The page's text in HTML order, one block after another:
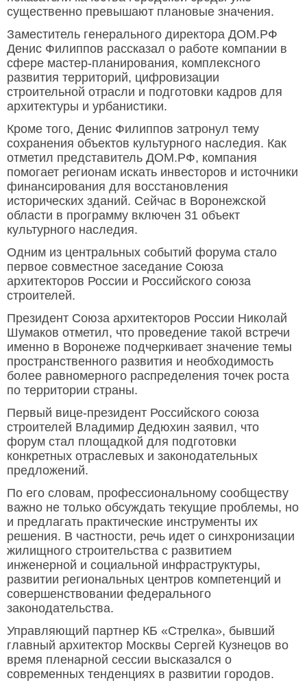
существенно превышают плановые значения.
Заместитель генерального директора ДОМ.РФ
Денис Филиппов рассказал о работе компании в
сфере мастер-планирования, комплексного
развития территорий, цифровизации
строительной отрасли и подготовки кадров для
архитектуры и урбанистики.
Кроме того, Денис Филиппов затронул тему
сохранения объектов культурного наследия. Как
отметил представитель ДОМ.РФ, компания
помогает регионам искать инвесторов и источники
финансирования для восстановления
исторических зданий. Сейчас в Воронежской
области в программу включен 31 объект
культурного наследия.
Одним из центральных событий форума стало
первое совместное заседание Союза
архитекторов России и Российского союза
строителей.
Президент Союза архитекторов России Николай
Шумаков отметил, что проведение такой встречи
именно в Воронеже подчеркивает значение темы
пространственного развития и необходимость
более равномерного распределения точек роста
по территории страны.
Первый вице-президент Российского союза
строителей Владимир Дедюхин заявил, что
форум стал площадкой для подготовки
конкретных отраслевых и законодательных
предложений.
По его словам, профессиональному сообществу
важно не только обсуждать текущие проблемы, но
и предлагать практические инструменты их
решения. В частности, речь идет о синхронизации
жилищного строительства с развитием
инженерной и социальной инфраструктуры,
развитии региональных центров компетенций и
совершенствовании федерального
законодательства.
Управляющий партнер КБ «Стрелка», бывший
главный архитектор Москвы Сергей Кузнецов во
время пленарной сессии высказался о
современных тенденциях в развитии городов.